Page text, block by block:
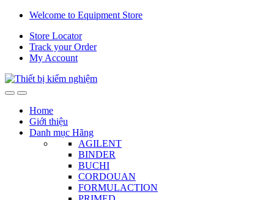
Skip
navigation
Skip
content
Welcome to Equipment Store
Store Locator
Track your Order
My Account
Home
Giới thiệu
Danh mục Hãng
AGILENT
BINDER
BUCHI
CORDOUAN
FORMULACTION